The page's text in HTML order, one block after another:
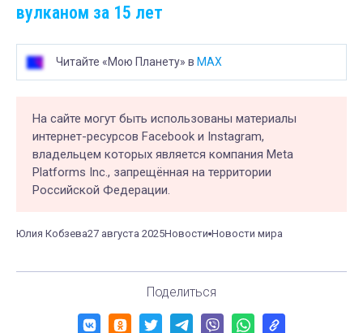
вулканом за 15 лет
Читайте «Мою Планету» в MAX
На сайте могут быть использованы материалы
интернет-ресурсов Facebook и Instagram,
владельцем которых является компания Meta
Platforms Inc., запрещённая на территории
Российской Федерации.
Юлия Кобзева27 августа 2025Новости Новости мира
Поделиться